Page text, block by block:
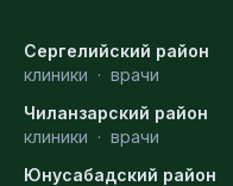
Сергелийский район
клиники · врачи
Чиланзарский район
клиники · врачи
Юнусабадский район